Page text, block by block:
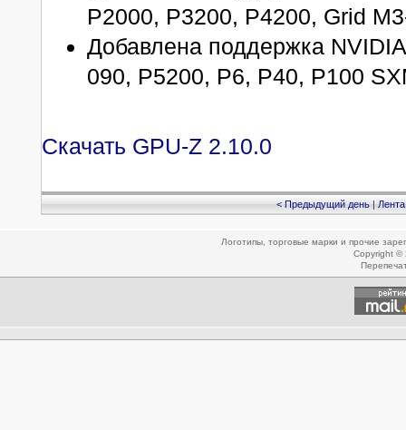
P2000, P3200, P4200, Grid
Добавлена поддержка
090, P5200, P6, P40, P100
Скачать GPU-Z 2.10.0
< Предыдущий день|Лента
Логотипы, торговые марки и прочие
Copyright ©